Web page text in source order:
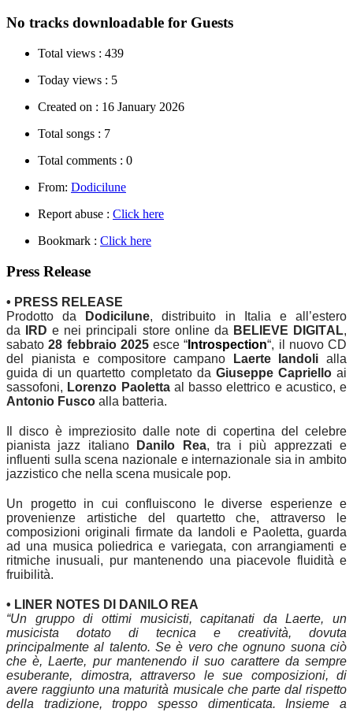
No tracks downloadable for Guests
Total views : 439
Today views : 5
Created on : 16 January 2026
Total songs : 7
Total comments : 0
From: Dodicilune
Report abuse : Click here
Bookmark : Click here
Press Release
• PRESS RELEASE
Prodotto da
Dodicilune, distribuito in Italia e all’estero
da
IRD e nei principali store online da BELIEVE DIGITAL,
sabato28 febbraio 2025esce “ Introspection“, il nuovo CD
del pianista e compositore campano
Laerte Iandoli alla
guida di un quartetto completato da Giuseppe Caprielloai
sassofoni, Lorenzo Paolettaal basso elettrico e acustico, e
Antonio Fusco alla batteria.
Il disco è impreziosito dalle note di copertina del celebre
pianista jazz italiano
Danilo Rea, tra i più apprezzati e
influenti sulla scena nazionale e internazionale sia in ambito
jazzistico che nella scena musicale pop.
Un progetto in cui confluiscono le diverse esperienze e
provenienze artistiche del quartetto che, attraverso le
composizioni originali firmate da Iandoli e Paoletta, guarda
ad una musica poliedrica e variegata, con arrangiamenti e
ritmiche inusuali, pur mantenendo una piacevole fluidità e
fruibilità.
• LINER NOTES DI DANILO REA
“Un gruppo di ottimi musicisti, capitanati da Laerte, un
musicista dotato di tecnica e creatività, dovuta
principalmente al talento. Se è vero che ognuno suona ciò
che è, Laerte, pur mantenendo il suo carattere da sempre
esuberante, dimostra, attraverso le sue composizioni, di
avere raggiunto una maturità musicale che parte dal rispetto
della tradizione, troppo spesso dimenticata. Insieme a